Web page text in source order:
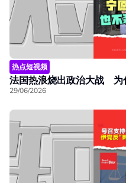
热点短视频
法国热浪烧出政治大战 为
29/06/2026